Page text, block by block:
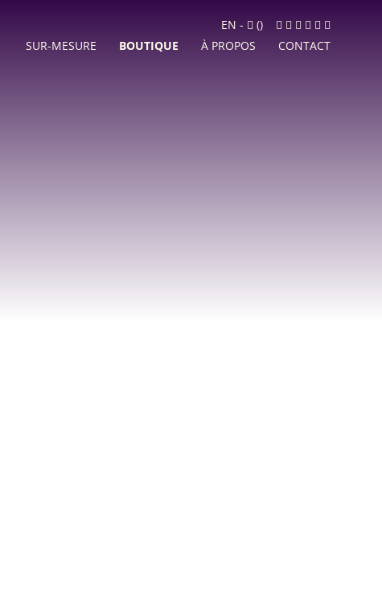
SUR-MESURE BOUTIQUE À PROPOS CONTACT
EN - Panier
() Facebook
Instagram
LinkedIn
Google
Youtube